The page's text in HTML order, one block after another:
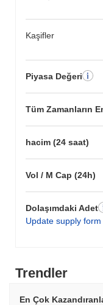
Kaşifler
Piyasa Değeri
Tüm Zamanların
hacim (24 saat)
Vol / M Cap (24h)
Dolaşımdaki Adet
Update supply form
Trendler
En Çok